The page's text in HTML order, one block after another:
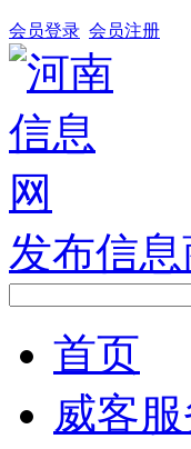
会员登录 会员注册
发布信息
首页
威客